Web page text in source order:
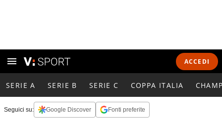
ACCEDI
SERIE A SERIE B SERIE C COPPA ITALIA
Seguici su: Google Discover Fonti preferite